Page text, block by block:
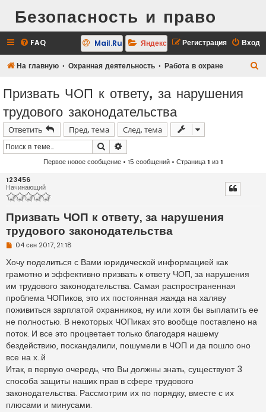
Безопасность и право
FAQ Вход
Регистрация
Mail.Ru Яндекс
На главную Охранная деятельность Работа в охране
Призвать ЧОП к ответу, за нарушения
трудового законодательства
Ответить Пред. тема
След. тема
Поиск
Первое новое сообщение• 15 сообщений • Страница1 из1
123456
Начинающий
Призвать ЧОП к ответу, за нарушения
трудового законодательства
Н
п
р
о
ч
и
т
н
н
е
с
о
б
е
н
и
е
04 сен 2017, 21:18
Хочу поделиться с Вами юридической информацией как
грамотно и эффективно призвать к ответу ЧОП, за нарушения
им трудового законодательства. Самая распространенная
проблема ЧОПиков, это их постоянная жажда на халяву
поживиться зарплатой охранников, ну или хотя бы выплатить ее
не полностью. В некоторых ЧОПиках это вообще поставлено на
поток. И все это процветает только благодаря нашему
бездействию, поскандалили, пошумели в ЧОП и да пошло оно
все на х..й
Итак, в первую очередь, что Вы должны знать, существуют 3
способа защиты наших прав в сфере трудового
законодательства. Рассмотрим их по порядку, вместе с их
плюсами и минусами.